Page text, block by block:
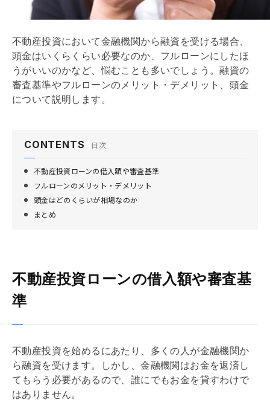
不動産投資において金融機関から融資を受ける場合、
頭金はいくらくらい必要なのか、 フルローンにしたほ
うがいいのかなど、悩むことも多いでしょう。融資の
審査基準やフルローンのメリット・デメリット、頭金
について説明します。
CONTENTS 目次
不動産投資ローンの借入額や審査基準
フルローンのメリット・デメリット
頭金はどのくらいが相場なのか
まとめ
不動産投資ローンの借入額や審査基
準
不動産投資を始めるにあたり、多くの人が金融機関か
ら融資を受けます。しかし、金融機関はお金を返済し
てもらう必要があるので、誰にでもお金を貸すわけで
はありません。